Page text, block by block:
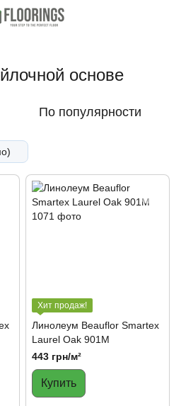
основе
По популярности
Хит продаж!
Линолеум Beauflor Smartex
Laurel Oak 901M
443 грн/м²
Купить